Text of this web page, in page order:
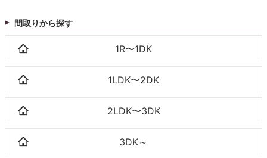
間取りから探す
1R〜1DK
1LDK〜2DK
2LDK〜3DK
3DK～